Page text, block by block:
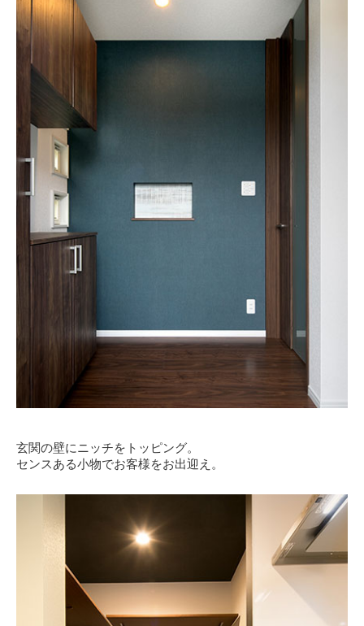
玄関の壁にニッチをトッピング。
センスある小物でお客様をお出迎え。